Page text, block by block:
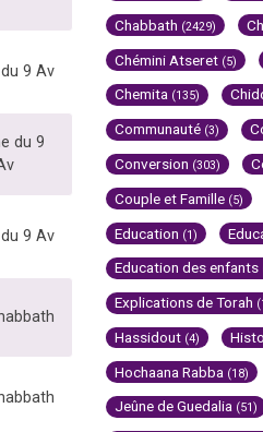
9 Av
du 9
9 Av
Chabbath (2429)
Chémini Atseret (5)
Chemita (135)
Communauté (3)
Conversion (303)
Couple et Famille (5)
Education (1)
Education des enfants
Explications de Torah
Hassidout (4)
Hochaana Rabba (18)
Jeûne de Guedalia (51)